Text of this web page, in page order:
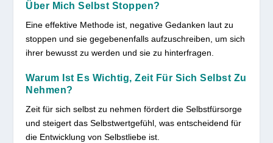
Über Mich Selbst Stoppen?
Eine effektive Methode ist, negative Gedanken laut zu
stoppen und sie gegebenenfalls aufzuschreiben, um sich
ihrer bewusst zu werden und sie zu hinterfragen.
Warum Ist Es Wichtig, Zeit Für Sich Selbst Zu
Nehmen?
Zeit für sich selbst zu nehmen fördert die Selbstfürsorge
und steigert das Selbstwertgefühl, was entscheidend für
die Entwicklung von Selbstliebe ist.